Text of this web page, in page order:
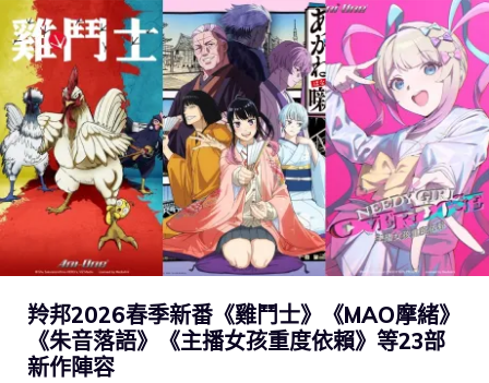
羚邦2026春季新番《雞鬥士》《MAO摩緒》
《朱音落語》《主播女孩重度依賴》等23部
新作陣容